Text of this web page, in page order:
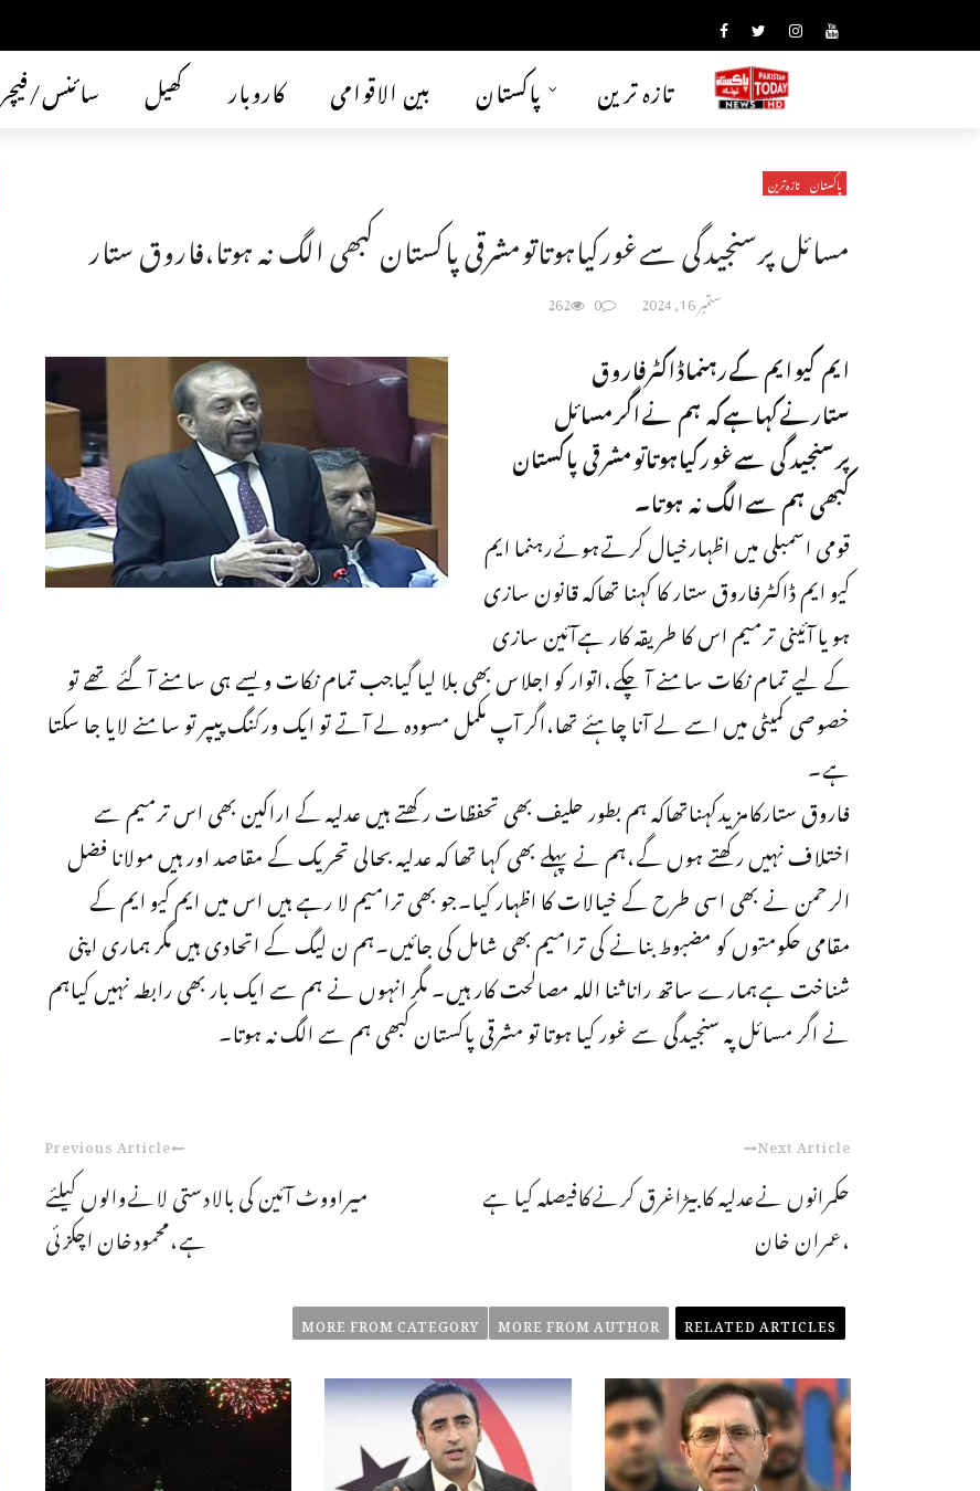
سائنس/فیچر کھیل کاروبار بین الاقوامی پاکستان تازہ ترین
پاکستان تازہ ترین
مسائل پرسنجیدگی سےغورکیاہوتاتومشرقی پاکستان کبھی الگ نہ ہوتا،فاروق ستار
ستمبر 16, 2024 0
262
ایم کیوایم کےرہنماڈاکٹرفاروق
ستارنےکہاہےکہ ہم نےاگرمسائل
پرسنجیدگی سےغورکیاہوتاتومشرقی پاکستان
کبھی ہم سےالگ نہ ہوتا۔
قومی اسمبلی میں اظہارخیال کرتےہوئےرہنما ایم
کیو ایم ڈاکٹرفاروق ستار کا کہنا تھاکہ قانون سازی
ہو یا آئینی ترمیم اس کا طریقہ کار ہےآئین سازی
کے لیے تمام نکات سامنے آ چکے،اتوار کو اجلاس بھی بلا لیا گیاجب تمام نکات ویسے ہی سامنے آ گئے تھے تو
خصوصی کمیٹی میں اسے لے آنا چاہئے تھا،اگر آپ مکمل مسودہ لے آتے تو ایک ورکنگ پیپر تو سامنے لایا جا سکتا
ہے۔
فاروق ستارکامزیدکہناتھاکہ ہم بطور حلیف بھی تحفظات رکھتے ہیں عدلیہ کے اراکین بھی اس ترمیم سے
اختلاف نہیں رکھتے ہوں گے،ہم نے پہلے بھی کہا تھا کہ عدلیہ بحالی تحریک کے مقاصد اور ہیں مولانا فضل
الرحمن نے بھی اسی طرح کے خیالات کا اظہار کیا۔جو بھی ترامیم لا رہے ہیں اس میں ایم کیو ایم کے
مقامی حکومتوں کو مضبوط بنانے کی ترامیم بھی شامل کی جائیں۔ہم ن لیگ کے اتحادی ہیں مگر ہماری اپنی
شناخت ہےہمارے ساتھ رانا ثنا اللہ مصالحت کار ہیں۔ مگر انہوں نے ہم سے ایک بار بھی رابطہ نہیں کیاہم
نے اگر مسائل پہ سنجیدگی سے غور کیا ہوتا تو مشرقی پاکستان کبھی ہم سے الگ نہ ہوتا۔
Previous Article
میراووٹ آئین کی بالادستی لانےوالوں کیلئے
ہے،محمودخان اچکزئی
Next Article
حکمرانوں نےعدلیہ کابیڑاغرق کرنےکافیصلہ کیا ہے
،عمران خان
RELATED ARTICLES
MORE FROM AUTHOR
MORE FROM CATEGORY